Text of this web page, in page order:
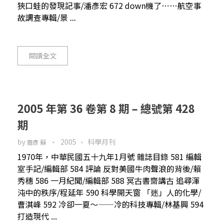
狹口蛙的發現記事/潘彥宏 672 down機了⋯⋯航空事
故調查專輯/景 ...
閱讀全文
2005 年第 36 卷第 8 期 – 總號第 428
期
by 裔彥 蘇 2005 科學月刊
1970年，中華民國五十九年1月號 雜誌目錄 581 編輯
室手記/編輯部 584 評論 反對美國牛肉聲浪的背後/賴
秀穗 586 一月紀聞/編輯部 588 冥古書齋講古 追尋渾
沌中的秩序/程延年 590 科學開天窗 「迷」人的化學/
曹淇峰 592 冷卻一夏～——冷的科技專輯/林基興 594
打造現代 ...